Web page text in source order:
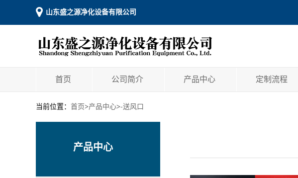
山东盛之源净化设备有限公司
首页 公司简介 产品中心 定制流程
当前位置： 首页>产品中心>-送风口
产品中心